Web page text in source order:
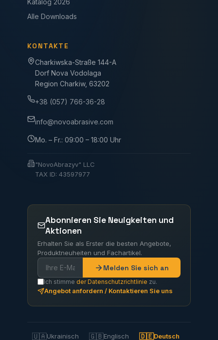
Katalog 2026
Alle Downloads
KONTAKTE
Charkiwska-Straße 144-A
Dorf Nova Vodolaga
Region Charkiw, 63202
+38 (057) 766-36-28
info@novoabrasive.com
Mo. – Fr.: 09:00 – 18:00 Uhr
"NovoAbrazyv" LLC
TAX ID: 43597977
Abonnieren Sie Neuigkeiten und
Aktionen
Erhalten Sie als Erster die besten Angebote,
Produktneuheiten und Fachartikel.
Melden Sie sich an
Ich stimme der Datenschutzrichtlinie zu.
Angebot anfordern / Kontaktieren Sie uns
🇺🇦Ukrainisch 🇬🇧Englisch 🇩🇪Deutsch